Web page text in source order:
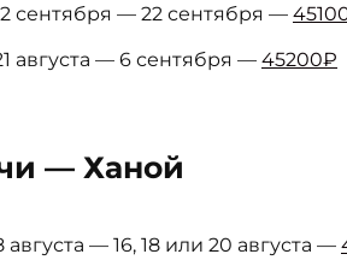
сентября — 22 сентября —
августа — 6 сентября — 45200₽
— Ханой
августа — 16, 18 или 20 августа —